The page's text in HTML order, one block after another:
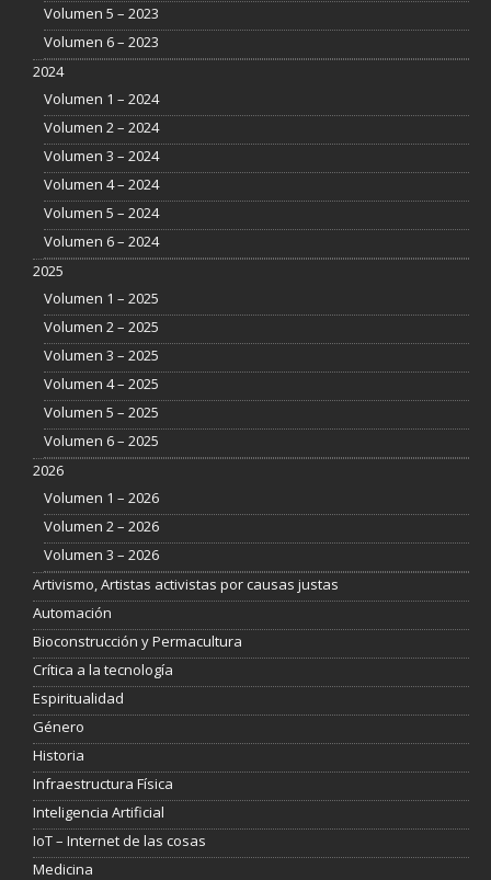
Volumen 5 – 2023
Volumen 6 – 2023
2024
Volumen 1 – 2024
Volumen 2 – 2024
Volumen 3 – 2024
Volumen 4 – 2024
Volumen 5 – 2024
Volumen 6 – 2024
2025
Volumen 1 – 2025
Volumen 2 – 2025
Volumen 3 – 2025
Volumen 4 – 2025
Volumen 5 – 2025
Volumen 6 – 2025
2026
Volumen 1 – 2026
Volumen 2 – 2026
Volumen 3 – 2026
Artivismo, Artistas activistas por causas justas
Automación
Bioconstrucción y Permacultura
Crítica a la tecnología
Espiritualidad
Género
Historia
Infraestructura Física
Inteligencia Artificial
IoT – Internet de las cosas
Medicina